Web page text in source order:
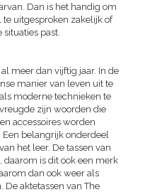
Dan is het handig om
te uitgesproken zakelijk of
past.
meer dan vijftig jaar. In de
manier van leven uit te
moderne technieken te
zijn woorden die
accessoires worden
belangrijk onderdeel
het leer. De tassen van
is dit ook een merk
dan ook weer als
aktetassen van The